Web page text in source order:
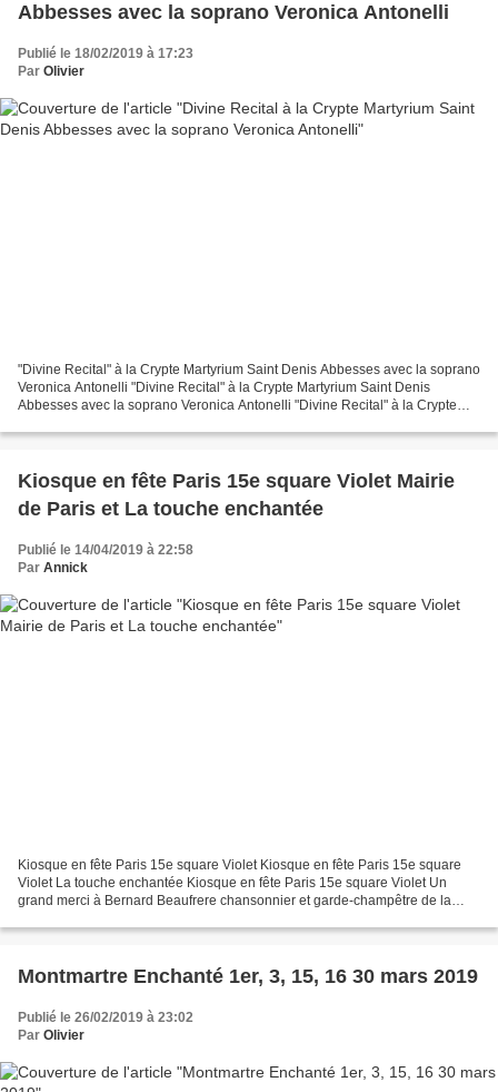
Abbesses avec la soprano Veronica Antonelli
Publié le 18/02/2019 à 17:23
Par Olivier
"Divine Recital" à la Crypte Martyrium Saint Denis Abbesses avec la soprano
Veronica Antonelli "Divine Recital" à la Crypte Martyrium Saint Denis
Abbesses avec la soprano Veronica Antonelli "Divine Recital" à la Crypte
Kiosque en fête Paris 15e square Violet Mairie
de Paris et La touche enchantée
Publié le 14/04/2019 à 22:58
Par Annick
Kiosque en fête Paris 15e square Violet Kiosque en fête Paris 15e square
Violet La touche enchantée Kiosque en fête Paris 15e square Violet Un
grand merci à Bernard Beaufrere chansonnier et garde-champêtre de la
Montmartre Enchanté 1er, 3, 15, 16 30 mars 2019
Publié le 26/02/2019 à 23:02
Par Olivier